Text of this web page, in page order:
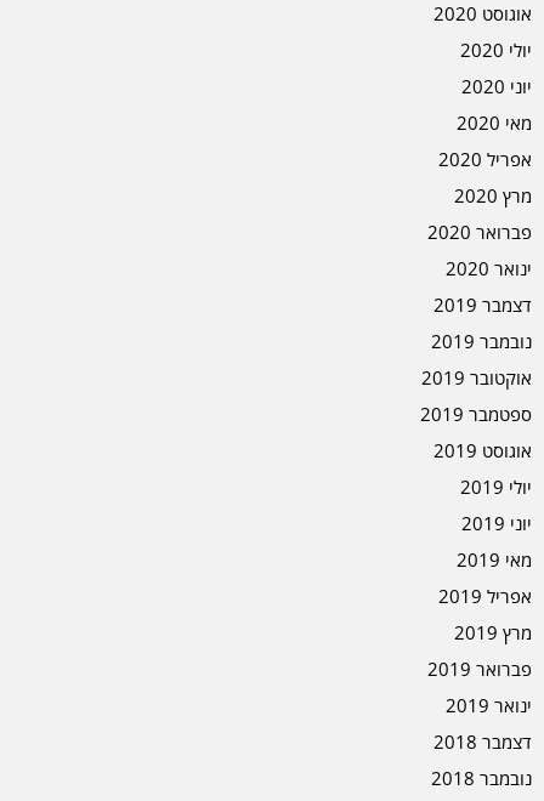
אוגוסט 2020
יולי 2020
יוני 2020
מאי 2020
אפריל 2020
מרץ 2020
פברואר 2020
ינואר 2020
דצמבר 2019
נובמבר 2019
אוקטובר 2019
ספטמבר 2019
אוגוסט 2019
יולי 2019
יוני 2019
מאי 2019
אפריל 2019
מרץ 2019
פברואר 2019
ינואר 2019
דצמבר 2018
נובמבר 2018